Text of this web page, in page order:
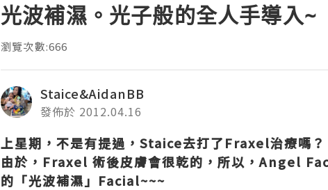
光波補濕。光子般的全人手導入~
瀏覽次數:666
Staice&AidanBB
發佈於 2012.04.16
上星期，不是有提過，Staice去打了Fraxel治療嗎？
由於，Fraxel 術後皮膚會很乾的，所以，Angel
的「光波補濕」Facial~~~